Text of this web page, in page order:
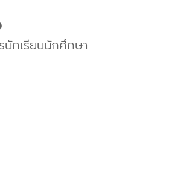
นักเรียนนักศึกษา